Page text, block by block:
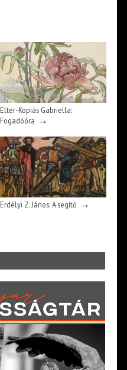
Elter-Kopiás Gabriella:
Fogadóóra →
Erdélyi Z. János: A segítő →